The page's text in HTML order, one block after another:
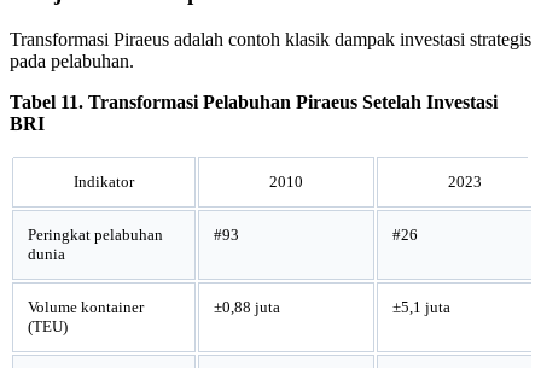
Transformasi Piraeus adalah contoh klasik dampak investasi strategis
pada pelabuhan.
Tabel 11. Transformasi Pelabuhan Piraeus Setelah Investasi
BRI
Indikator 2010 2023
Peringkat pelabuhan
dunia
#93 #26
Volume kontainer
(TEU)
±0,88 juta ±5,1 juta